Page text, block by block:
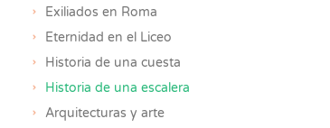
Exiliados en Roma
Eternidad en el Liceo
Historia de una cuesta
Historia de una escalera
Arquitecturas y arte